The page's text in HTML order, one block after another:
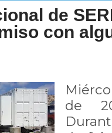
de
con
de